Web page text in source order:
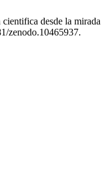
desde la
zenodo.10465937.